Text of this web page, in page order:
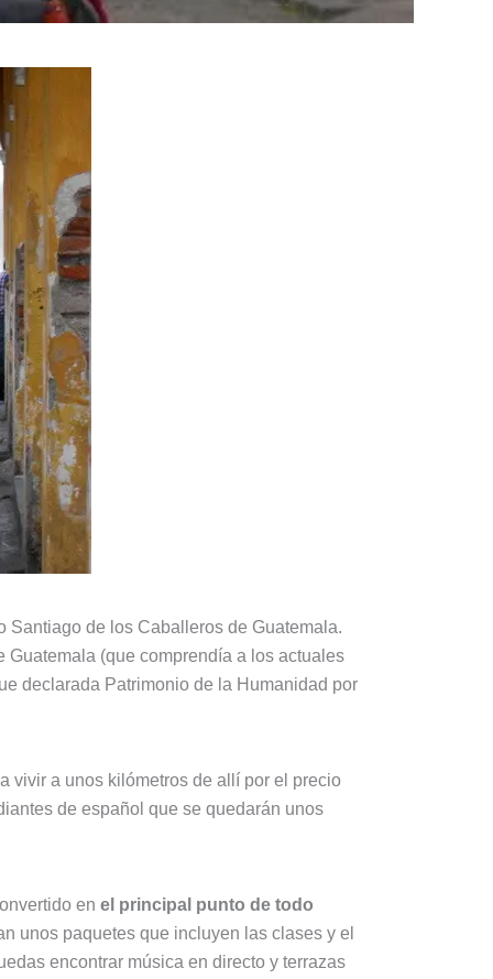
de los Caballeros de Guatemala.
(que comprendía a los actuales
declarada Patrimonio de la Humanidad por
vivir a unos kilómetros de allí por el precio
de español que se quedarán unos
en el principal punto de todo
unos paquetes que incluyen las clases y el
encontrar música en directo y terrazas